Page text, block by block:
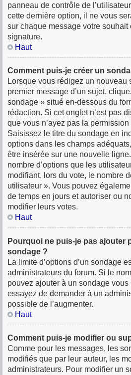
panneau de contrôle de
cette dernière option, il ne vous
sur chaque message votre souhait
signature.
Haut
Comment puis-je créer un
Lorsque vous rédigez un nouveau
premier message d’un sujet,
sondage » situé en-dessous du
rédaction. Si cet onglet n’est pas
que vous n’ayez pas la
Saisissez le titre du sondage en
options dans les champs
être insérée sur une nouvelle
nombre d’options que les
modifiant, lors du vote, le nombre
utilisateur ». Vous pouvez
de temps en jours et autoriser ou
modifier leurs votes.
Haut
Pourquoi ne puis-je pas ajouter
sondage ?
La limite d’options d’un sondage
administrateurs du forum. Si le
pouvez ajouter à un sondage vous
essayez de demander à un
possible de l’augmenter.
Haut
Comment puis-je modifier ou
Comme pour les messages, les
modifiés que par leur auteur, les
administrateurs. Pour modifier un